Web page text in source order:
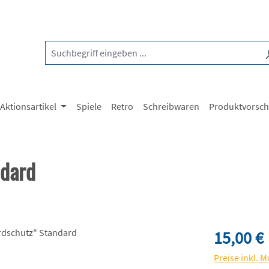
Aktionsartikel Spiele Retro Schreibwaren
Regulärer
15,00 €
Preise inkl.